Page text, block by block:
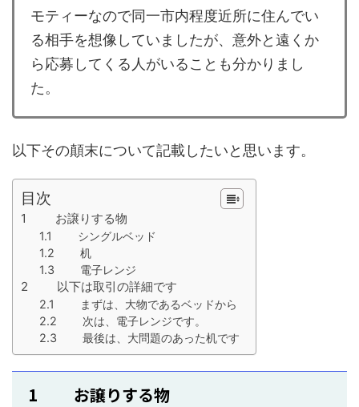
モティーなので同一市内程度近所に住んでい
る相手を想像していましたが、意外と遠くか
ら応募してくる人がいることも分かりまし
た。
以下その顛末について記載したいと思います。
目次
1 お譲りする物
1.1 シングルベッド
1.2 机
1.3 電子レンジ
2 以下は取引の詳細です
2.1 まずは、大物であるベッドから
2.2 次は、電子レンジです。
2.3 最後は、大問題のあった机です
1 お譲りする物